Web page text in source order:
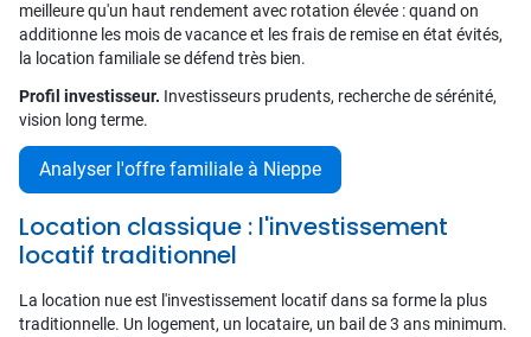
meilleure qu'un haut rendement avec rotation élevée : quand on
additionne les mois de vacance et les frais de remise en état évités,
la location familiale se défend très bien.
Profil investisseur. Investisseurs prudents, recherche de sérénité,
vision long terme.
Analyser l'offre familiale à Nieppe
Location classique : l'investissement
locatif traditionnel
La location nue est l'investissement locatif dans sa forme la plus
traditionnelle. Un logement, un locataire, un bail de 3 ans minimum.